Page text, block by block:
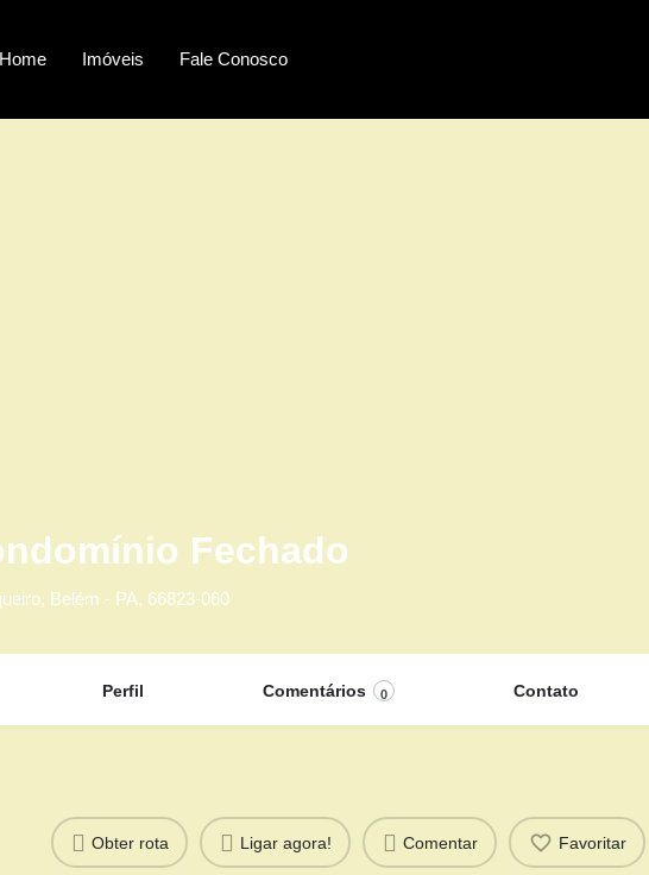
Home Imóveis Fale Conosco
Fechado
Belém - PA, 66823-060
Perfil Comentários 0 Contato
Obter rota Ligar agora! Comentar Favoritar